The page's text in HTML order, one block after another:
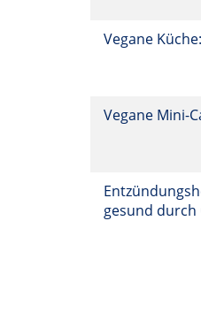
Vegane
Vegane Mini-
gesund durch